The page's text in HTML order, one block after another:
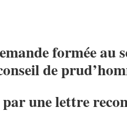
formée au
de
une lettre